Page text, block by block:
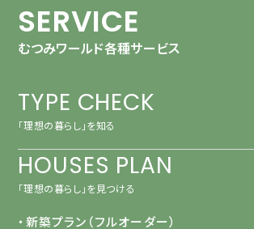
SERVICE
むつみワールド各種サービス
TYPE CHECK
「理想の暮らし」を知る
HOUSES PLAN
「理想の暮らし」を見つける
・新築プラン（フルオーダー）